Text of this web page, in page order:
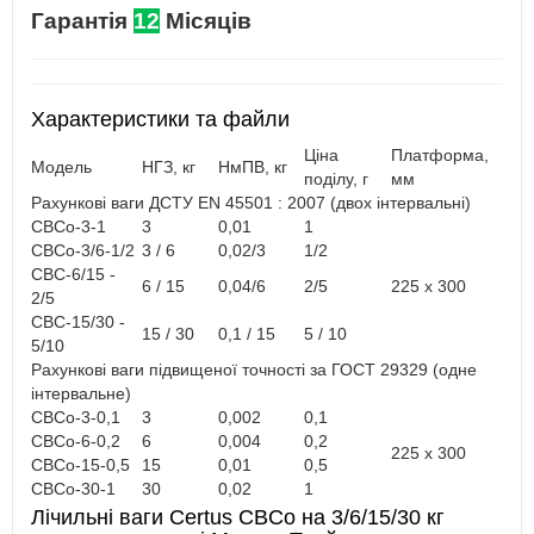
Гарантія 12 Місяців
Характеристики та файли
Модель НГЗ, кг НмПВ, кг
Ціна
поділу, г
Платформа,
мм
Рахункові ваги ДСТУ EN 45501 : 2007 (двох інтервальні)
СВСо-3-1
3 0,01 1
225 x 300
СВСо-3/6-1/2 3 / 6 0,02/3
1/2
СВС-6/15 -
2/5
6 / 15 0,04/6
2/5
СВС-15/30 -
5/10
15 / 30 0,1 / 15
5 / 10
Рахункові ваги підвищеної точності за ГОСТ 29329 (одне
інтервальне)
СВСо-3-0,1
3 0,002
0,1
225 x 300
СВСо-6-0,2 6 0,004
0,2
СВСо-15-0,5
15 0,01
0,5
СВСо-30-1
30 0,02 1
Лічильні ваги Certus CBCо на 3/6/15/30 кг